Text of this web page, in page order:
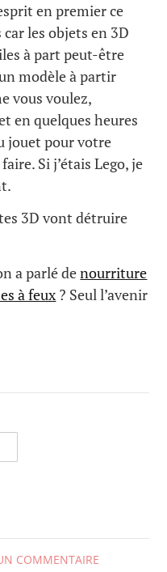
en premier ce
les objets en 3D
à part peut-être
modèle à partir
vous voulez,
en quelques heures
jouet pour votre
Si j’étais Lego, je
3D vont détruire
a parlé denourriture
à feux ? Seul l’avenir
COMMENTAIRE